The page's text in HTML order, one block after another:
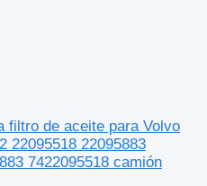
filtro de aceite para Volvo
22095518 22095883
7422095518 camión